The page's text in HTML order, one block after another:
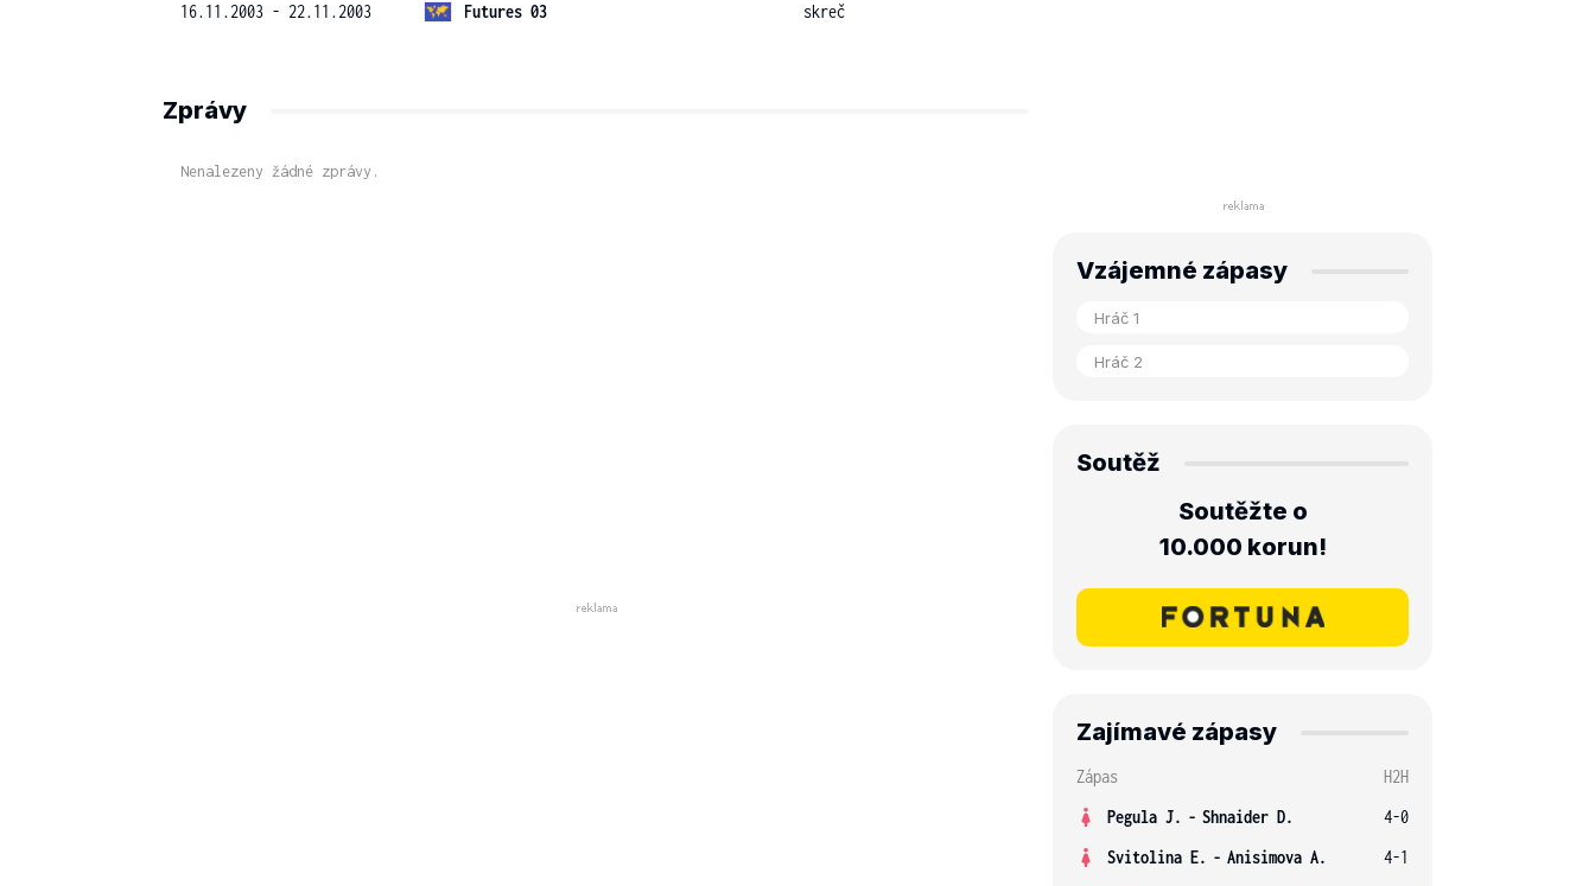
16.11.2003 - 22.11.2003 Futures 03 skreč
Zprávy
Nenalezeny žádné zprávy.
Vzájemné zápasy
Soutěž
Soutěžte o
10.000 korun!
Zajímavé zápasy
Zápas
H2H
Pegula J. - Shnaider D.
4-0
Svitolina E. - Anisimova A.
4-1